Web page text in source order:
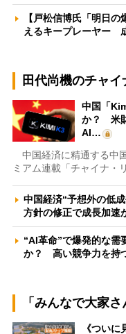
【戸松信博氏「明日
えるキープレーヤー
田代尚機のチャ
中国「
か？ 米
AI…
中国経済に精通する中
ミアム連載「チャイナ・
中国経済“予想外の低
方針の修正で成長加速
“AI革命”で爆発的な需
か？ 高い競争力を持
「みんなで大家
《つい